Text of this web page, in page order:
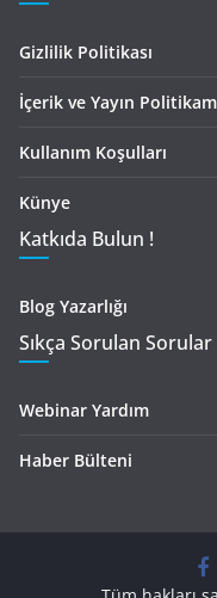
Gizlilik Politikası
İçerik ve Yayın
Kullanım Koşulları
Künye
Katkıda Bulun !
Blog Yazarlığı
Sıkça Sorulan Sorular
Webinar Yardım
Haber Bülteni